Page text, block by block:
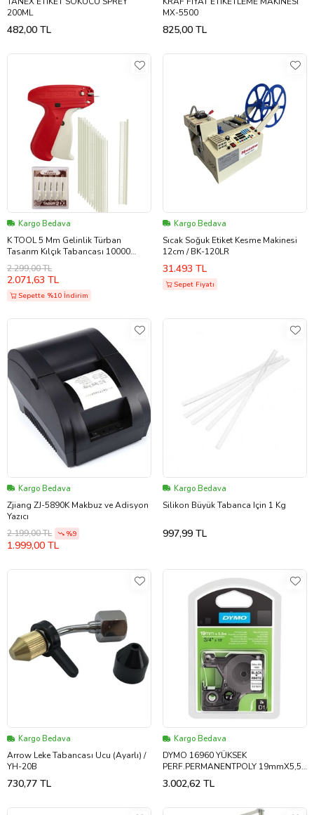
200ML
482,00 TL
MX-5500
825,00 TL
Kargo Bedava
K TOOL 5 Mm Gelinlik Türban
Tasarım Kılçık Tabancası 10000
Kılçık Ve Iğne Seti
2.299,00 TL
2.071,63 TL
Sepette %10 İndirim
Kargo Bedava
Sıcak Soğuk Etiket Kesme Makinesi
12cm / BK-120LR
31.493 TL
Sepet Fiyatı
Kargo Bedava
Zjiang ZJ-5890K Makbuz ve Adisyon
Yazıcı
2.199,00 TL
%9
1.999,00 TL
Kargo Bedava
Silikon Büyük Tabanca Için 1 Kg
997,99 TL
Kargo Bedava
Arrow Leke Tabancası Ucu (Ayarlı) /
YH-20B
730,77 TL
Kargo Bedava
DYMO 16960 YÜKSEK
PERF.PERMANENTPOLY 19mmX5,5
SİYAH/BEYAZ
3.002,62 TL